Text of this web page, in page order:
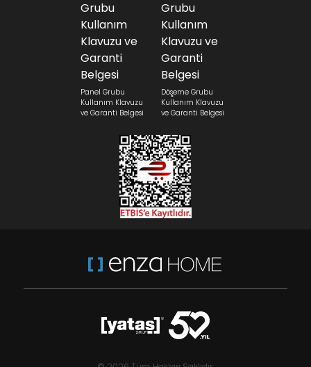
Panel Grubu
Kullanım Klavuzu
ve Garanti Belgesi
Döşeme Grubu
Kullanım Klavuzu
ve Garanti Belgesi